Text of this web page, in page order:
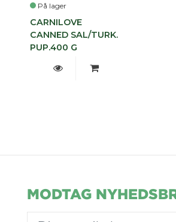
På lager
CARNILOVE
CANNED SAL/TURK.
PUP.400 G
MODTAG